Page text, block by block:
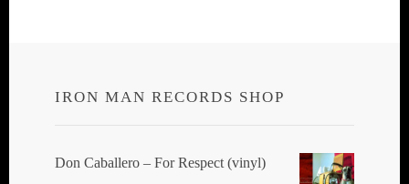
IRON MAN RECORDS SHOP
Don Caballero ‎– For Respect (vinyl)